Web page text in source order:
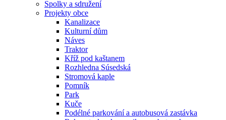
Spolky a sdružení
Projekty obce
Kanalizace
Kulturní dům
Náves
Traktor
Kříž pod kaštanem
Rozhledna Súsedská
Stromová kaple
Pomník
Park
Kuče
Podélné parkování a autobusová zastávka